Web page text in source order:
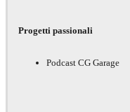
Progetti passionali
Podcast CG Garage